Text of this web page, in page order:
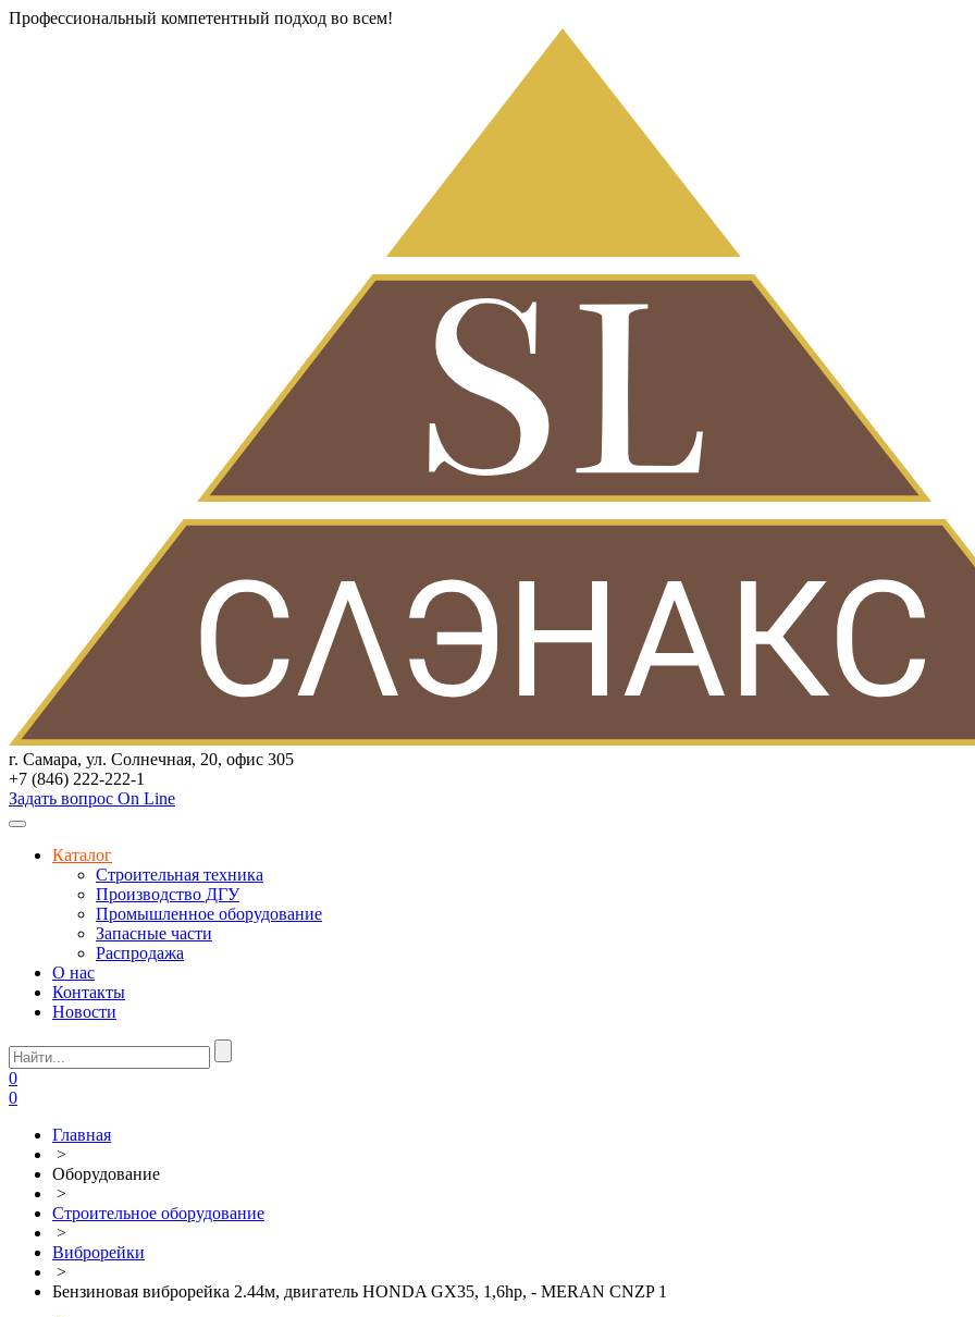
Профессиональный компетентный подход во всем!
г. Самара, ул. Солнечная, 20, офис 305
+7 (846) 222-222-1
Задать вопрос On Line
Каталог
Строительная техника
Производство ДГУ
Промышленное оборудование
Запасные части
Распродажа
О нас
Контакты
Новости
0
0
Главная
>
Оборудование
>
Строительное оборудование
>
Виброрейки
>
Бензиновая виброрейка 2.44м, двигатель HONDA GX35, 1,6hp, - MERAN CNZP 1